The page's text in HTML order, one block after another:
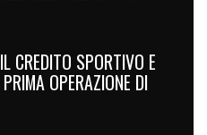
CREDITO SPORTIVO E
OPERAZIONE DI